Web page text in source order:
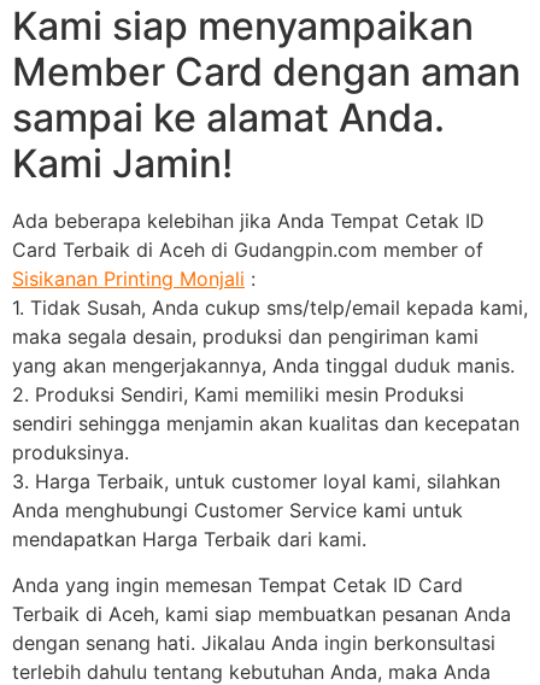
Kami siap menyampaikan
Member Card dengan aman
sampai ke alamat Anda.
Kami Jamin!
Ada beberapa kelebihan jika Anda Tempat Cetak ID
Card Terbaik di Aceh di Gudangpin.com member of
Sisikanan Printing Monjali :
1. Tidak Susah, Anda cukup sms/telp/email kepada kami,
maka segala desain, produksi dan pengiriman kami
yang akan mengerjakannya, Anda tinggal duduk manis.
2. Produksi Sendiri, Kami memiliki mesin Produksi
sendiri sehingga menjamin akan kualitas dan kecepatan
produksinya.
3. Harga Terbaik, untuk customer loyal kami, silahkan
Anda menghubungi Customer Service kami untuk
mendapatkan Harga Terbaik dari kami.
Anda yang ingin memesan Tempat Cetak ID Card
Terbaik di Aceh, kami siap membuatkan pesanan Anda
dengan senang hati. Jikalau Anda ingin berkonsultasi
terlebih dahulu tentang kebutuhan Anda, maka Anda